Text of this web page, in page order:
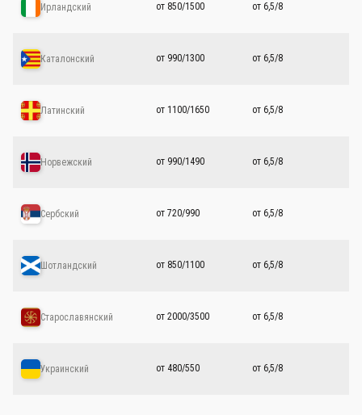
Ирландский от 850/1500 от 6,5/8
Каталонский от 990/1300 от 6,5/8
Латинский от 1100/1650 от 6,5/8
Норвежский от 990/1490 от 6,5/8
Сербский от 720/990 от 6,5/8
Шотландский от 850/1100 от 6,5/8
Старославянский от 2000/3500 от 6,5/8
Украинский от 480/550 от 6,5/8